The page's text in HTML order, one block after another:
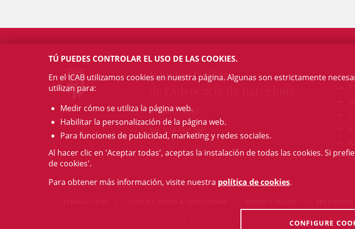
Il·lustre Col·legi
c/ Mallorca, 283
08037 Barcelona
Tel. 934 961 880
© Fri Aug 07 06:19:25 CEST 2026 Il·lustre Col·legi de
TÚ PUEDES CONTROLAR EL USO DE LAS COOKIES.
En el ICAB utilizamos cookies en nuestra página. Algunas son estrictamente
utilizan para:
Medir cómo se utiliza la página web.
Habilitar la personalización de la página web.
Para funciones de publicidad, marketing y redes sociales.
Al hacer clic en 'Aceptar todas', aceptas la instalación de todas las cookies. Si
de cookies'.
Para obtener más información, visite nuestra política de cookies.
CONFIGURE